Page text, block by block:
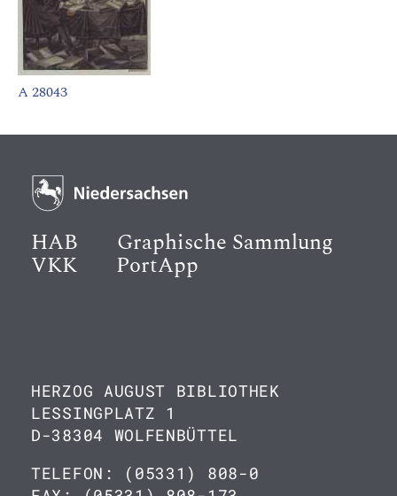
A 28043
HAB Graphische Sammlung
VKK PortApp
HERZOG AUGUST BIBLIOTHEK
LESSINGPLATZ 1
D-38304 WOLFENBÜTTEL
TELEFON: (05331) 808-0